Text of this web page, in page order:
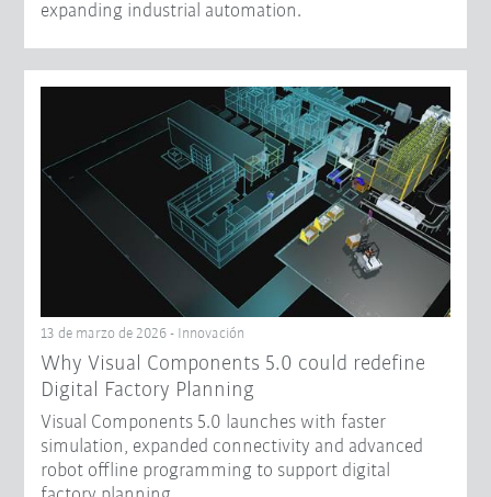
expanding industrial automation.
13 de marzo de 2026 - Innovación
Why Visual Components 5.0 could redefine
Digital Factory Planning
Visual Components 5.0 launches with faster
simulation, expanded connectivity and advanced
robot offline programming to support digital